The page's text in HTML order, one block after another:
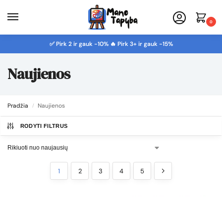
0
✅ Pirk 2 ir gauk -10% 🔥 Pirk 3+ ir gauk -15%
Naujienos
Pradžia / Naujienos
RODYTI FILTRUS
1 2 3 4 5